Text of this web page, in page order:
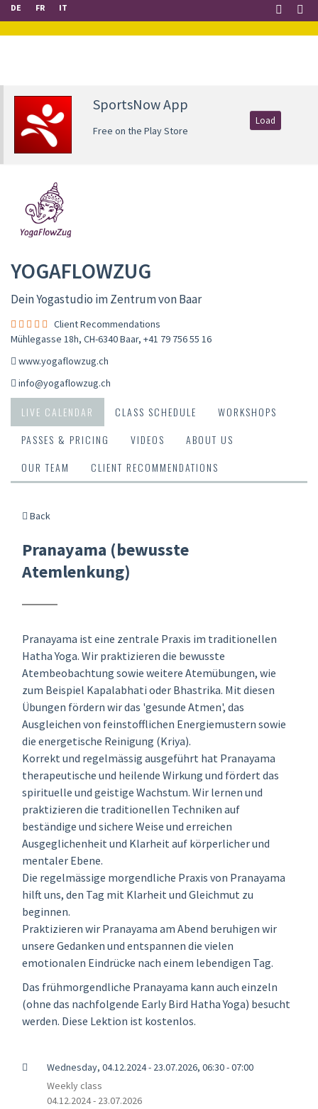
DE FR IT
SportsNow App
Free on the Play Store
Load
YOGAFLOWZUG
Dein Yogastudio im Zentrum von Baar
Client Recommendations
Mühlegasse 18h, CH-6340 Baar, +41 79 756 55 16
www.yogaflowzug.ch
info@yogaflowzug.ch
LIVE CALENDAR CLASS SCHEDULE
WORKSHOPS
PASSES & PRICING
VIDEOS
ABOUT US
OUR TEAM
CLIENT RECOMMENDATIONS
Back
Pranayama (bewusste
Atemlenkung)
Pranayama ist eine zentrale Praxis im traditionellen
Hatha Yoga. Wir praktizieren die bewusste
Atembeobachtung sowie weitere Atemübungen, wie
zum Beispiel Kapalabhati oder Bhastrika. Mit diesen
Übungen fördern wir das 'gesunde Atmen', das
Ausgleichen von feinstofflichen Energiemustern sowie
die energetische Reinigung (Kriya).
Korrekt und regelmässig ausgeführt hat Pranayama
therapeutische und heilende Wirkung und fördert das
spirituelle und geistige Wachstum. Wir lernen und
praktizieren die traditionellen Techniken auf
beständige und sichere Weise und erreichen
Ausgeglichenheit und Klarheit auf körperlicher und
mentaler Ebene.
Die regelmässige morgendliche Praxis von Pranayama
hilft uns, den Tag mit Klarheit und Gleichmut zu
beginnen.
Praktizieren wir Pranayama am Abend beruhigen wir
unsere Gedanken und entspannen die vielen
emotionalen Eindrücke nach einem lebendigen Tag.
Das frühmorgendliche Pranayama kann auch einzeln
(ohne das nachfolgende Early Bird Hatha Yoga) besucht
werden. Diese Lektion ist kostenlos.
Wednesday, 04.12.2024 - 23.07.2026, 06:30 - 07:00
Weekly class
04.12.2024 - 23.07.2026